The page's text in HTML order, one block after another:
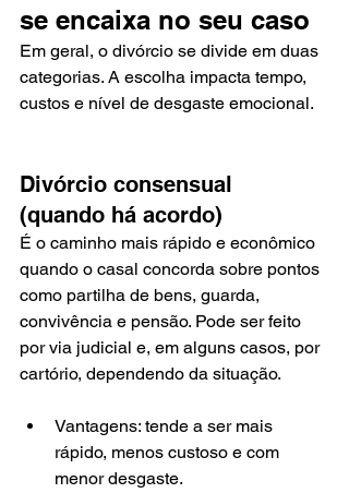
se encaixa no seu caso
Em geral, o divórcio se divide em duas
categorias. A escolha impacta tempo,
custos e nível de desgaste emocional.
Divórcio consensual
(quando há acordo)
É o caminho mais rápido e econômico
quando o casal concorda sobre pontos
como partilha de bens, guarda,
convivência e pensão. Pode ser feito
por via judicial e, em alguns casos, por
cartório, dependendo da situação.
Vantagens: tende a ser mais
rápido, menos custoso e com
menor desgaste.